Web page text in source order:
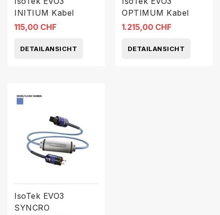
INITIUM Kabel
115,00 CHF
DETAILANSICHT
OPTIMUM Kabel
1.215,00 CHF
DETAILANSICHT
IsoTek EVO3
SYNCRO